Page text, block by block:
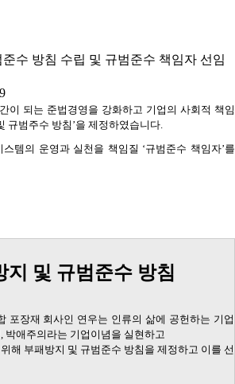
수 방침 수립 및 규범준수 책임자 선임
이 되는 준법경영을 강화하고 기업의 사회적 책임
규범주수 방침 ’을 제정하였습니다.
템의 운영과 실천을 책임질 ‘규범준수 책임자’를
지 및 규범준수 방침
포장재 회사인 연우는 인류의 삶에 공헌하는 기업
, 박애주의라는 기업이념을 실현하고
해 부패방지 및 규범준수 방침을 제정하고 이를 선